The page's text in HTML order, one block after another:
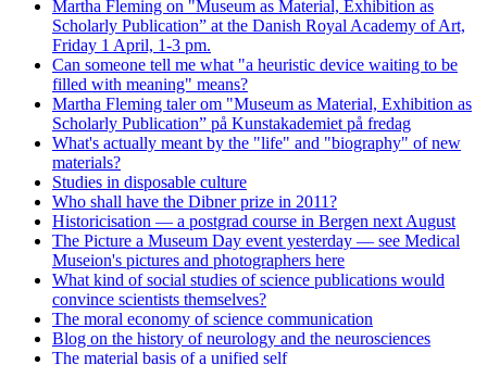
Martha Fleming on "Museum as Material, Exhibition as
Scholarly Publication” at the Danish Royal Academy of Art,
Friday 1 April, 1-3 pm.
Can someone tell me what "a heuristic device waiting to be
filled with meaning" means?
Martha Fleming taler om "Museum as Material, Exhibition as
Scholarly Publication” på Kunstakademiet på fredag
What's actually meant by the "life" and "biography" of new
materials?
Studies in disposable culture
Who shall have the Dibner prize in 2011?
Historicisation — a postgrad course in Bergen next August
The Picture a Museum Day event yesterday — see Medical
Museion's pictures and photographers here
What kind of social studies of science publications would
convince scientists themselves?
The moral economy of science communication
Blog on the history of neurology and the neurosciences
The material basis of a unified self